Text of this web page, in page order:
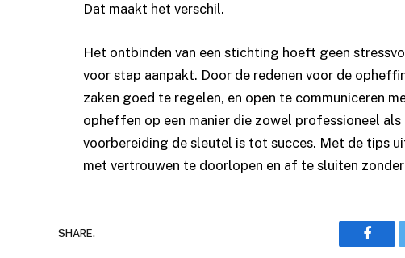
Dat maakt het verschil.
Het ontbinden van een stichting hoeft geen
voor stap aanpakt. Door de redenen voor de
zaken goed te regelen, en open te communiceren
opheffen op een manier die zowel professioneel
voorbereiding de sleutel is tot succes. Met de tips
met vertrouwen te doorlopen en af te sluiten
SHARE.